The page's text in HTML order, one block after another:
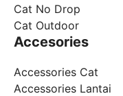
Cat No Drop
Cat Outdoor
Accesories
Accessories Cat
Accessories Lantai